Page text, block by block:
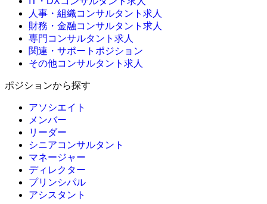
人事・組織コンサルタント求人
財務・金融コンサルタント求人
専門コンサルタント求人
関連・サポートポジション
その他コンサルタント求人
ポジションから探す
アソシエイト
メンバー
リーダー
シニアコンサルタント
マネージャー
ディレクター
プリンシパル
アシスタント